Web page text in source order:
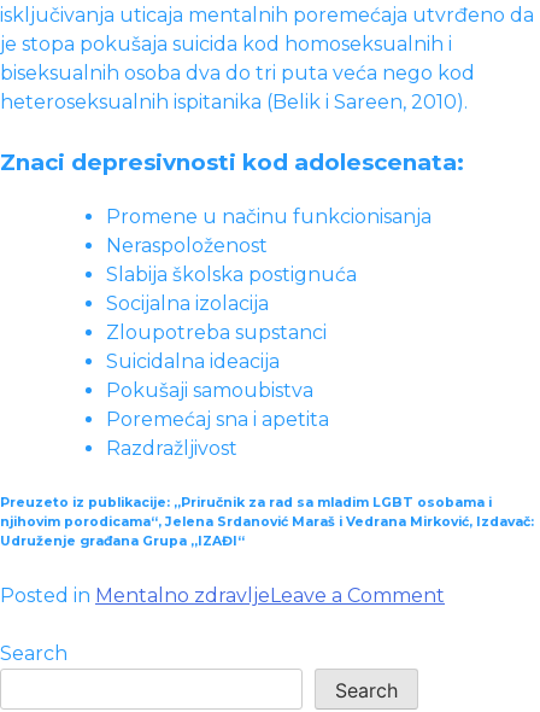
isključivanja uticaja mentalnih poremećaja utvrđeno da
je stopa pokušaja suicida kod homoseksualnih i
biseksualnih osoba dva do tri puta veća nego kod
heteroseksualnih ispitanika (Belik i Sareen, 2010).
Znaci depresivnosti kod adolescenata:
Promene u načinu funkcionisanja
Neraspoloženost
Slabija školska postignuća
Socijalna izolacija
Zloupotreba supstanci
Suicidalna ideacija
Pokušaji samoubistva
Poremećaj sna i apetita
Razdražljivost
Preuzeto iz publikacije: „Priručnik za rad sa mladim LGBT osobama i
njihovim porodicama“, Jelena Srdanović Maraš i Vedrana Mirković, Izdavač:
Udruženje građana Grupa „IZAĐI“
Posted in Mentalno zdravljeLeave a Comment
Search
Search